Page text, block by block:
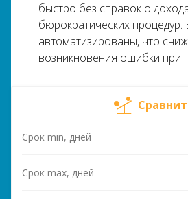
быстро без справок о
бюрократических процедур.
автоматизированы, что
возникновения ошибки при
Срок min, дней
Срок max, дней